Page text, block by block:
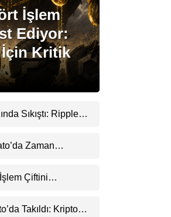
Youtube
TikTok
Pinterest
İşlem
Ediyor:
Kritik
Sıkıştı: Ripple
Zaman
Çiftini
Takıldı: Kripto